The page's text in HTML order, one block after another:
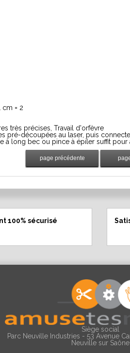
cm = 2
très précises, Travail d'orfèvre
pré-découpées au laser, puis
à long bec ou pince à épiler suffit
100% sécurisé
Siège social
Parc Neuville Industries - 53 Avenue
Neuville sur Saône